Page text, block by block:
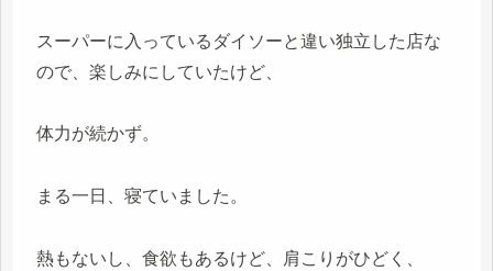
スーパーに入っているダイソーと違い独立した店な
ので、楽しみにしていたけど、
体力が続かず。
まる一日、寝ていました。
熱もないし、食欲もあるけど、肩こりがひどく、